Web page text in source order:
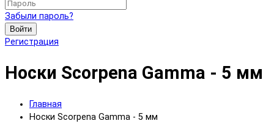
Забыли пароль?
Войти
Регистрация
Носки Scorpena Gamma - 5 мм
Главная
Носки Scorpena Gamma - 5 мм